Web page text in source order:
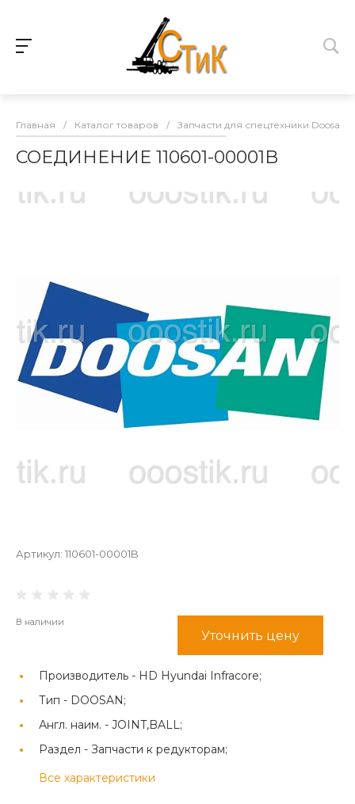
Главная / Каталог товаров / Запчасти для спецтехники Doosan
СОЕДИНЕНИЕ 110601-00001B
Артикул: 110601-00001B
В наличии
Уточнить цену
Производитель - HD Hyundai Infracore;
Тип - DOOSAN;
Англ. наим. - JOINT,BALL;
Раздел - Запчасти к редукторам;
Все характеристики